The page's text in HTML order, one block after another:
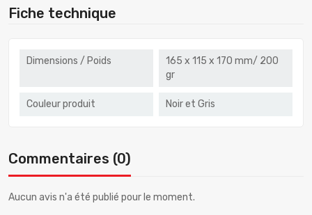
Fiche technique
Dimensions / Poids
165 x 115 x 170 mm/ 200
gr
Couleur produit Noir et Gris
Commentaires (0)
Aucun avis n'a été publié pour le moment.